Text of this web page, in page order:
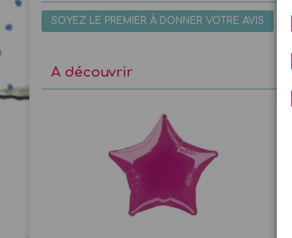
SOYEZ LE PREMIER À DONNER VOTRE AVIS
A découvrir